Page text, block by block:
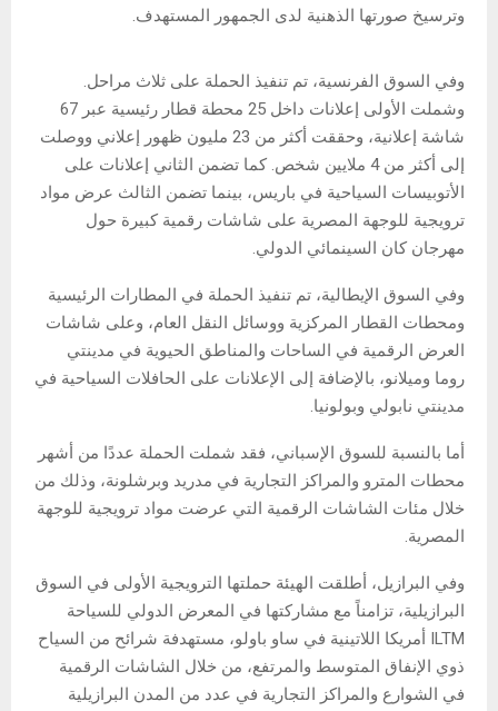
وترسيخ صورتها الذهنية لدى الجمهور المستهدف.
وفي السوق الفرنسية، تم تنفيذ الحملة على ثلاث مراحل.
وشملت الأولى إعلانات داخل 25 محطة قطار رئيسية عبر 67
شاشة إعلانية، وحققت أكثر من 23 مليون ظهور إعلاني ووصلت
إلى أكثر من 4 ملايين شخص. كما تضمن الثاني إعلانات على
الأتوبيسات السياحية في باريس، بينما تضمن الثالث عرض مواد
ترويجية للوجهة المصرية على شاشات رقمية كبيرة حول
مهرجان كان السينمائي الدولي.
وفي السوق الإيطالية، تم تنفيذ الحملة في المطارات الرئيسية
ومحطات القطار المركزية ووسائل النقل العام، وعلى شاشات
العرض الرقمية في الساحات والمناطق الحيوية في مدينتي
روما وميلانو، بالإضافة إلى الإعلانات على الحافلات السياحية في
مدينتي نابولي وبولونيا.
أما بالنسبة للسوق الإسباني، فقد شملت الحملة عددًا من أشهر
محطات المترو والمراكز التجارية في مدريد وبرشلونة، وذلك من
خلال مئات الشاشات الرقمية التي عرضت مواد ترويجية للوجهة
المصرية.
وفي البرازيل، أطلقت الهيئة حملتها الترويجية الأولى في السوق
البرازيلية، تزامناً مع مشاركتها في المعرض الدولي للسياحة
ILTM أمريكا اللاتينية في ساو باولو، مستهدفة شرائح من السياح
ذوي الإنفاق المتوسط ​​والمرتفع، من خلال الشاشات الرقمية
في الشوارع والمراكز التجارية في عدد من المدن البرازيلية